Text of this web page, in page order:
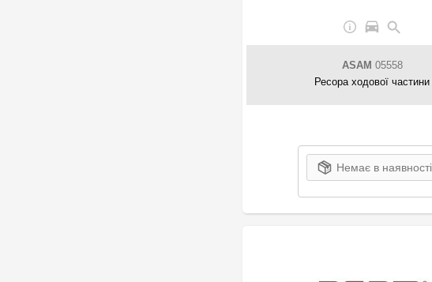
ASAM 05558
Ресора ходової частини
Немає в наявності